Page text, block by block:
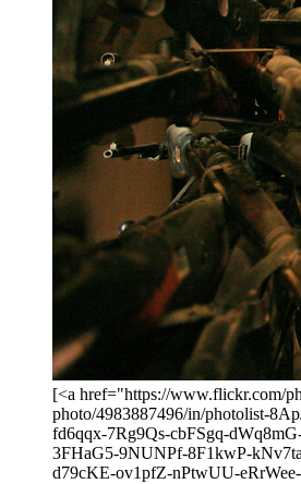
[<a href="https://www.flickr.com/
photo/4983887496/in/photolist-
fd6qqx-7Rg9Qs-cbFSgq-
3FHaG5-9NUNPf-8F1kwP-
d79cKE-ov1pfZ-nPtwUU-